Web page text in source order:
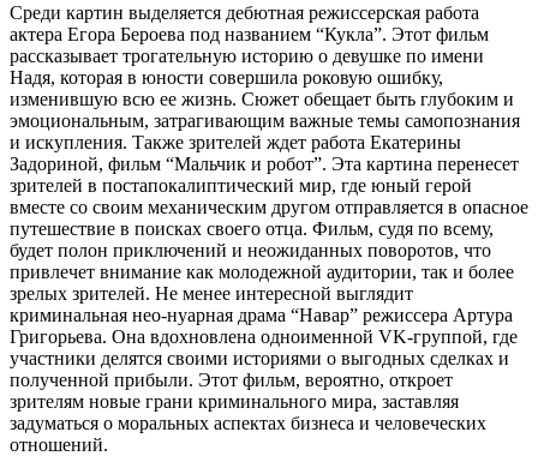
Среди картин выделяется дебютная режиссерская работа
актера Егора Бероева под названием “Кукла”. Этот фильм
рассказывает трогательную историю о девушке по имени
Надя, которая в юности совершила роковую ошибку,
изменившую всю ее жизнь. Сюжет обещает быть глубоким и
эмоциональным, затрагивающим важные темы самопознания
и искупления. Также зрителей ждет работа Екатерины
Задориной, фильм “Мальчик и робот”. Эта картина перенесет
зрителей в постапокалиптический мир, где юный герой
вместе со своим механическим другом отправляется в опасное
путешествие в поисках своего отца. Фильм, судя по всему,
будет полон приключений и неожиданных поворотов, что
привлечет внимание как молодежной аудитории, так и более
зрелых зрителей. Не менее интересной выглядит
криминальная нео-нуарная драма “Навар” режиссера Артура
Григорьева. Она вдохновлена одноименной VK-группой, где
участники делятся своими историями о выгодных сделках и
полученной прибыли. Этот фильм, вероятно, откроет
зрителям новые грани криминального мира, заставляя
задуматься о моральных аспектах бизнеса и человеческих
отношений.